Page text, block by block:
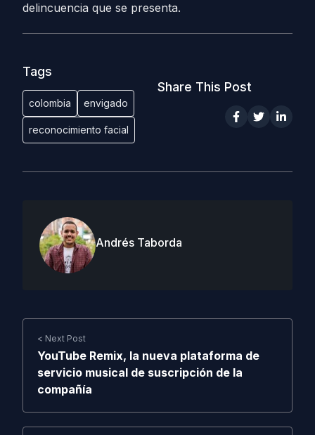
delincuencia que se presenta.
Tags
colombia envigado
reconocimiento facial
Share This Post
Andrés Taborda
< Next Post
YouTube Remix, la nueva plataforma de
servicio musical de suscripción de la
compañía